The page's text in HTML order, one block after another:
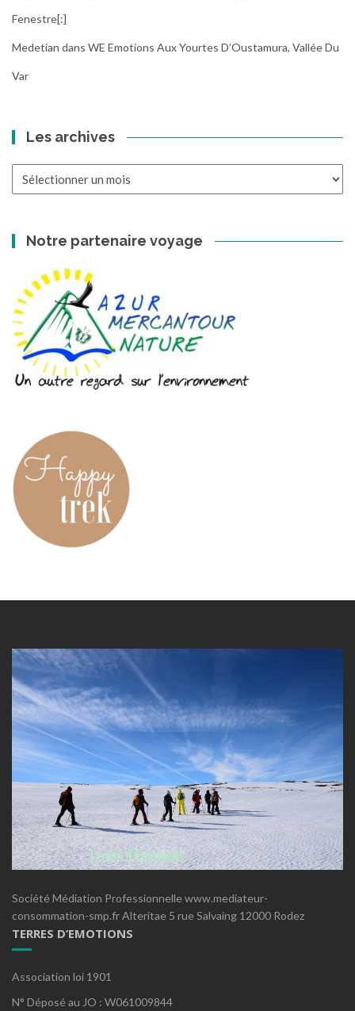
Fenestre[:]
Medetian dans WE Emotions Aux Yourtes D’Oustamura, Vallée Du
Var
Les archives
Notre partenaire voyage
Société Médiation Professionnelle www.mediateur-
consommation-smp.fr Alteritae 5 rue Salvaing 12000 Rodez
TERRES D’EMOTIONS
Association loi 1901
N° Déposé au JO : W061009844